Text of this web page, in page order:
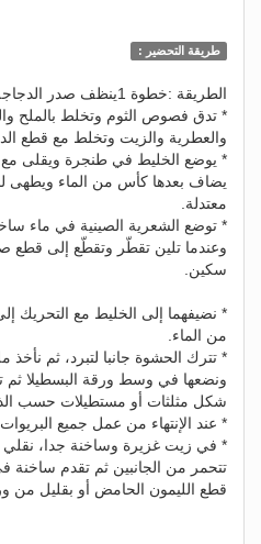
طريقة التحضير :
الطريقة :خطوة 1ينظف صدر الدجاجة ويقطع إلى قطع صغيرة
* تدق فصوص الثوم وتخلط بالملح
والعطرية والزيت وتخلط مع قطع
* يوضع الخليط في طنجرة ويقلى
معتدلة.
* توضع الشعرية الصينية في ماء
وعندما تلين تقطّر وتقطّع إلى
سكين.
* نضيفهما إلى الخليط مع التحريك
من الماء.
* تترك الحشوة جانبا لتبرد، ثم
ونضعها في وسط ورقة البسطيلا ثم
شكل مثلثات أو مستطيلات حسب
* عند الإنتهاء من عمل جميع البريوات
* في زيت غزيرة وساخنة جدا،
تتحمر من الجانبين ثم تقدم
قطع الليمون الحامض أو بقليل من